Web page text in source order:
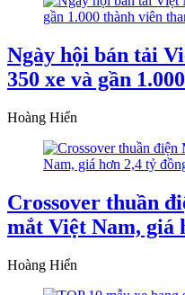
Ngày hội bán tải
350 xe và gần
Hoàng Hiển
Crossover thuần
mắt Việt Nam, giá
Hoàng Hiển